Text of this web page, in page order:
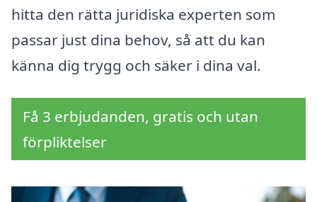
hitta den rätta juridiska experten som
passar just dina behov, så att du kan
känna dig trygg och säker i dina val.
Få 3 erbjudanden, gratis och utan
förpliktelser